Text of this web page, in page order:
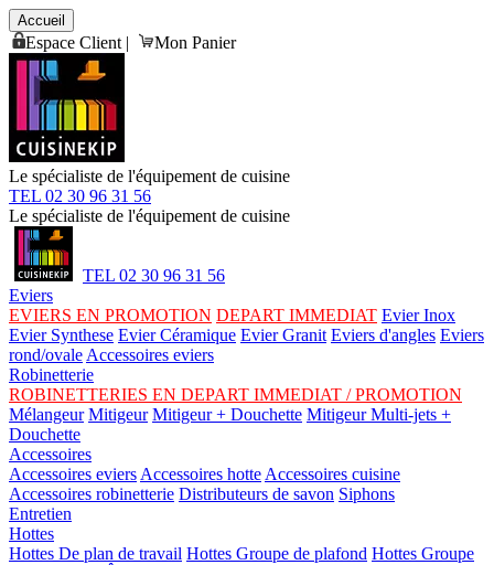
Accueil
Espace Client | Mon Panier
Le spécialiste de l'équipement de cuisine
TEL 02 30 96 31 56
Le spécialiste de l'équipement de cuisine
TEL 02 30 96 31 56
Eviers
EVIERS EN PROMOTION DEPART IMMEDIAT Evier Inox
Evier Synthese Evier Céramique Evier Granit Eviers d'angles Eviers
rond/ovale Accessoires eviers
Robinetterie
ROBINETTERIES EN DEPART IMMEDIAT / PROMOTION
Mélangeur Mitigeur Mitigeur + Douchette Mitigeur Multi-jets +
Douchette
Accessoires
Accessoires eviers Accessoires hotte Accessoires cuisine
Accessoires robinetterie Distributeurs de savon Siphons
Entretien
Hottes
Hottes De plan de travail Hottes Groupe de plafond Hottes Groupe